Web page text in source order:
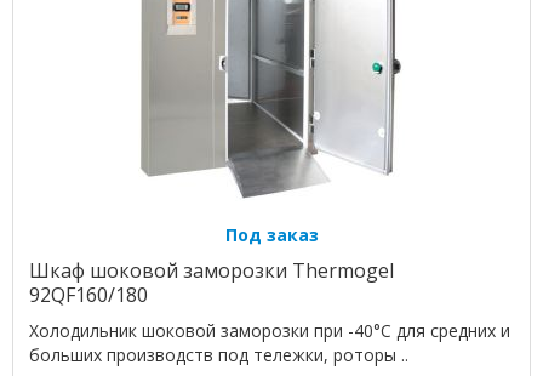
Под заказ
Шкаф шоковой заморозки Thermogel
92QF160/180
Холодильник шоковой заморозки при -40°С для средних и
больших производств под тележки, роторы ..